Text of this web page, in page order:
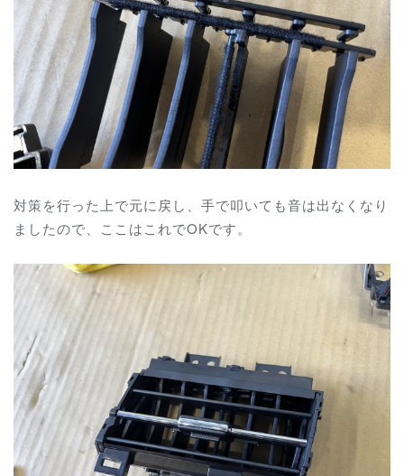
対策を行った上で元に戻し、手で叩いても音は出なくなり
ましたので、ここはこれでOKです。